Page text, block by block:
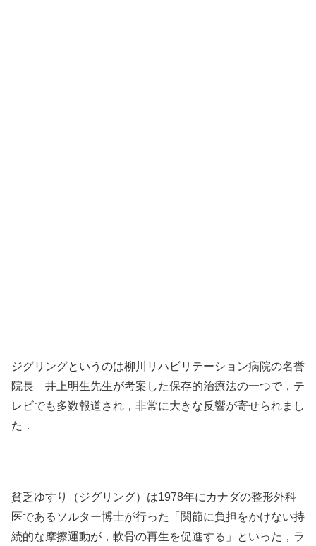
ジグリングというのは柳川リハビリテーション病院の名誉
院長 井上明生先生が考案した保存的治療法の一つで，テ
レビでも多数報道され，非常に大きな反響が寄せられまし
た．
貧乏ゆすり（ジグリング）は1978年にカナダの整形外科
医であるソルター博士が行った「関節に負担をかけない持
続的な摩擦運動が，軟骨の再生を促進する」といった，ラ